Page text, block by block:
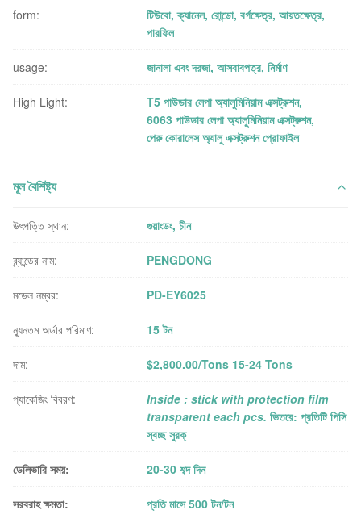
form:
টিউবো, ক্যানেল, রোন্ডো, বর্গক্ষেত্র, আয়তক্ষেত্র,
পারফিল
usage: জানালা এবং দরজা, আসবাবপত্র, নির্মাণ
High Light: T5 পাউডার লেপা অ্যালুমিনিয়াম এক্সট্রুশন,
6063 পাউডার লেপা অ্যালুমিনিয়াম এক্সট্রুশন,
পেরু কোরালেস অ্যালু এক্সট্রুশন প্রোফাইল
মূল বৈশিষ্ট্য
উৎপত্তি স্থান: গুয়াংডং, চীন
ব্র্যান্ডের নাম: PENGDONG
মডেল নম্বর: PD-EY6025
ন্যূনতম অর্ডার পরিমাণ: 15 টন
দাম: $2,800.00/Tons 15-24 Tons
প্যাকেজিং বিবরণ:
Inside : stick with protection film
transparent each pcs. ভিতরে: প্রতিটি পিসি
স্বচ্ছ সুরক্
ডেলিভারি সময়: 20-30 শব্দ দিন
সরবরাহ ক্ষমতা: প্রতি মাসে 500 টন/টন